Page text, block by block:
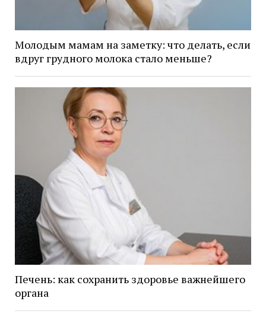
Молодым мамам на заметку: что делать, если
вдруг грудного молока стало меньше?
Печень: как сохранить здоровье важнейшего
органа